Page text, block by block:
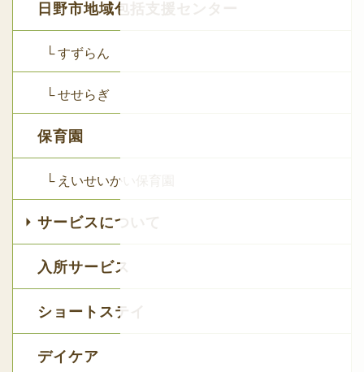
日野市地域包括支援センター
└ すずらん
└ せせらぎ
保育園
└ えいせいかい保育園
サービスについて
入所サービス
ショートステイ
デイケア